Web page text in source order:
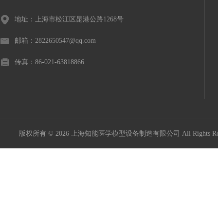
地址：上海市松江区昆港公路1268号
邮箱：2822650547@qq.com
传真：86-021-63818866
版权所有 © 2026 上海知能医学模型设备制造有限公司 All